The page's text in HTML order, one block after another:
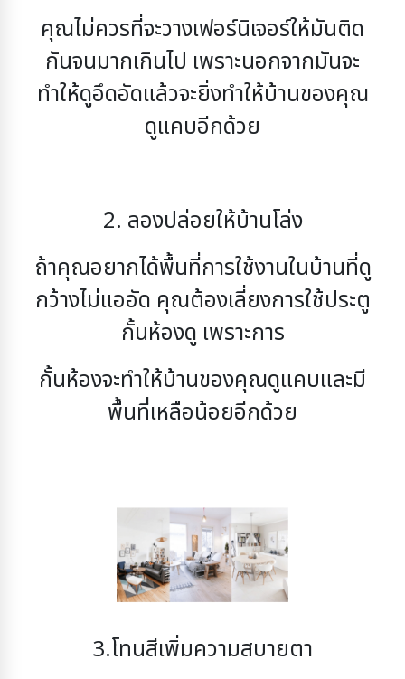
คุณไม่ควรที่จะวางเฟอร์นิเจอร์ให้มันติด
กันจนมากเกินไป เพราะนอกจากมันจะ
ทำให้ดูอึดอัดแล้วจะยิ่งทำให้บ้านของคุณ
ดูแคบอีกด้วย
2. ลองปล่อยให้บ้านโล่ง
ถ้าคุณอยากได้พื้นที่การใช้งานในบ้านที่ดู
กว้างไม่แออัด คุณต้องเลี่ยงการใช้ประตู
กั้นห้องดู เพราะการ
กั้นห้องจะทำให้บ้านของคุณดูแคบและมี
พื้นที่เหลือน้อยอีกด้วย
3.โทนสีเพิ่มความสบายตา